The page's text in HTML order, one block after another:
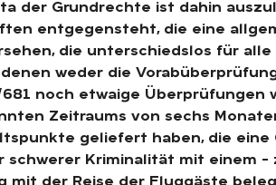
der Grundrechte ist dahin
entgegensteht, die eine
die unterschiedslos für
weder die
noch etwaige Überprüfungen
Zeitraums von sechs
geliefert haben, die
schwerer Kriminalität mit einem